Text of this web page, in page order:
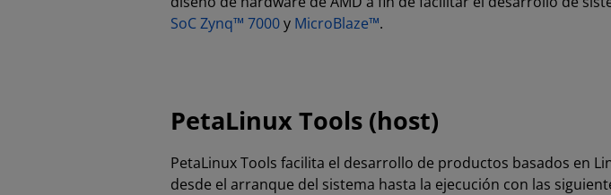
SoC Zynq™ 7000y MicroBlaze™.
PetaLinux Tools (host)
PetaLinux Tools facilita el desarrollo de productos basados en
desde el arranque del sistema hasta la ejecución con las